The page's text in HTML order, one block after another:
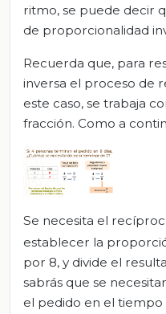
ritmo, se puede decir
de proporcionalidad
Recuerda que, para
inversa el proceso de
este caso, se trabaja
fracción. Como a
Se necesita el
establecer la
por 8, y divide el
sabrás que se
el pedido en el tiempo